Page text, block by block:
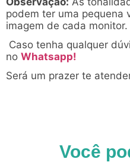
podem ter uma pequena
imagem de cada monitor.
Caso tenha qualquer
no Whatsapp!
Será um prazer te
Você